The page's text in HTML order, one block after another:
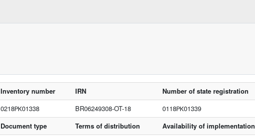
Inventory number IRN
Number of state registration
0218РК01338
BR06249308-OT-18
0118РК01339
Document type
Terms of distribution
Availability of implementation